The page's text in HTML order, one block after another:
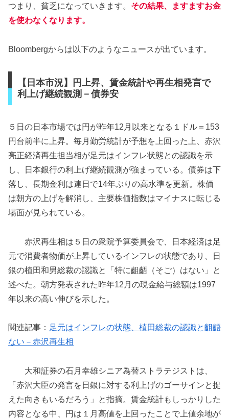
つまり、貧乏になっていきます。 その結果、ますますお金
を使わなくなります。
Bloombergからは以下のようなニュースが出ています。
【日本市況】円上昇、賃金統計や再生相発言で
利上げ継続観測－債券安
５日の日本市場では円が昨年12月以来となる１ドル＝153
円台前半に上昇。毎月勤労統計が予想を上回った上、赤沢
亮正経済再生担当相が足元はインフレ状態との認識を示
し、日本銀行の利上げ継続観測が強まっている。債券は下
落し、長期金利は連日で14年ぶりの高水準を更新。株価
は朝方の上げを解消し、主要株価指数はマイナスに転じる
場面が見られている。
赤沢再生相は５日の衆院予算委員会で、日本経済は足
元で消費者物価が上昇しているインフレの状態であり、日
銀の植田和男総裁の認識と「特に齟齬（そご）はない」と
述べた。朝方発表された昨年12月の現金給与総額は1997
年以来の高い伸びを示した。
関連記事： 足元はインフレの状態、植田総裁の認識と齟齬
ない－赤沢再生相
大和証券の石月幸雄シニア為替ストラテジストは、
「赤沢大臣の発言を日銀に対する利上げのゴーサインと捉
えた向きもいるだろう」と指摘。賃金統計もしっかりした
内容となる中、円は１月高値を上回ったことで上値余地が